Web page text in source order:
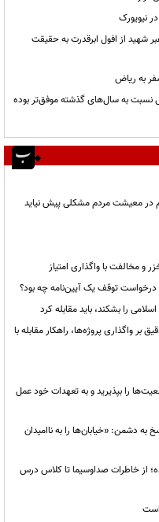
نیویورک
شهید از افول ابرقدرت به حقیقت
به ریاض
نسبت به سال‌های گذشته موفق‌تر بوده
در معیشت مردم مشکلی پیش نیاید
و مخالفت با واگذاری امتیاز
درخواست توقف یک آیین‌نامه چه بود؟
را بشکند، باید مقابله کرد
بر واگذاری پروژه‌ها، راهکار مقابله با
را بپذیرید و به تعهدات خود عمل
دشمن: «خیابان‌ها را به ناامیدان
از خاطرات صداوسیما تا کلاس درس
است